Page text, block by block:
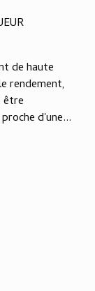
de haute
rendement,
être
d'une...